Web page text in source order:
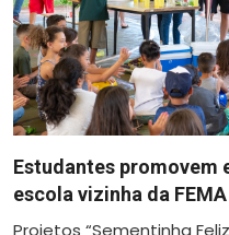
Estudantes promovem
escola vizinha da FEMA
Projetos “Sementinha